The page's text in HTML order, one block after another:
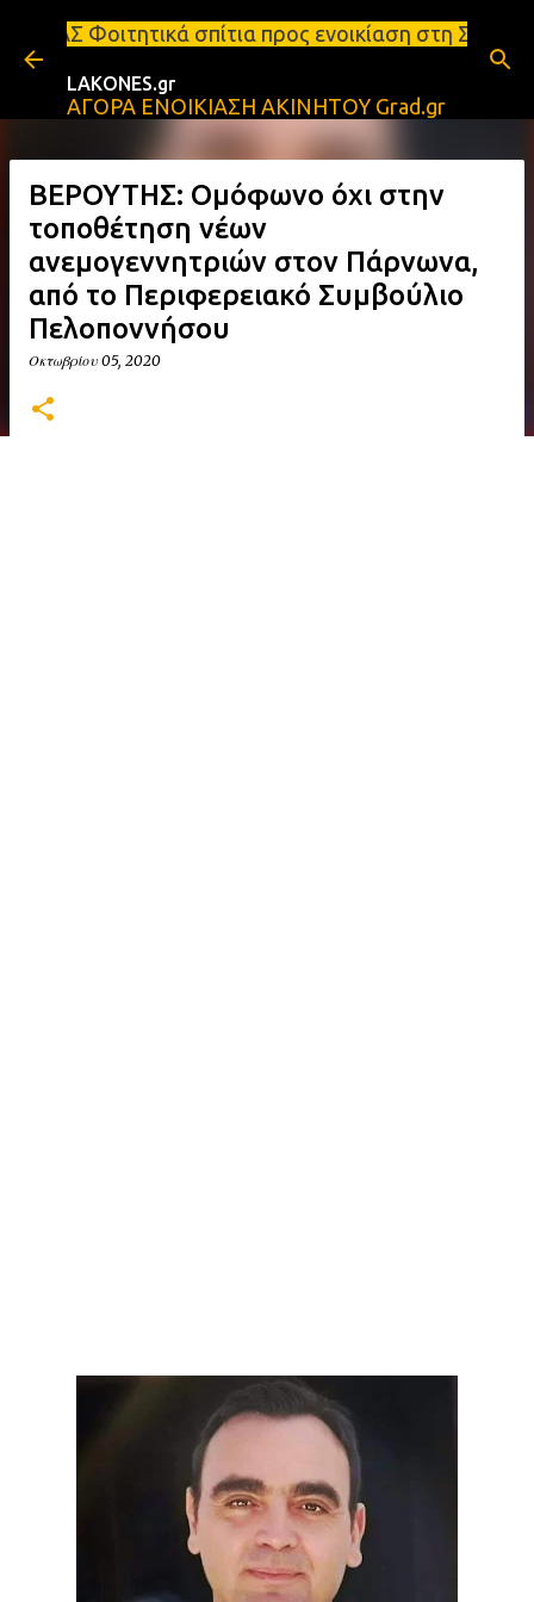
Μετάβαση στο κύριο περιεχόμενο
σπίτια προς ενοικίαση στη Σπάρτη
LAKONES.gr
ΑΓΟΡΑ ΕΝΟΙΚΙΑΣΗ ΑΚΙΝΗΤΟΥ Grad.gr
ΒΕΡΟΥΤΗΣ: Ομόφωνο όχι στην
τοποθέτηση νέων
ανεμογεννητριών στον Πάρνωνα,
από το Περιφερειακό Συμβούλιο
Πελοποννήσου
Οκτωβρίου 05, 2020